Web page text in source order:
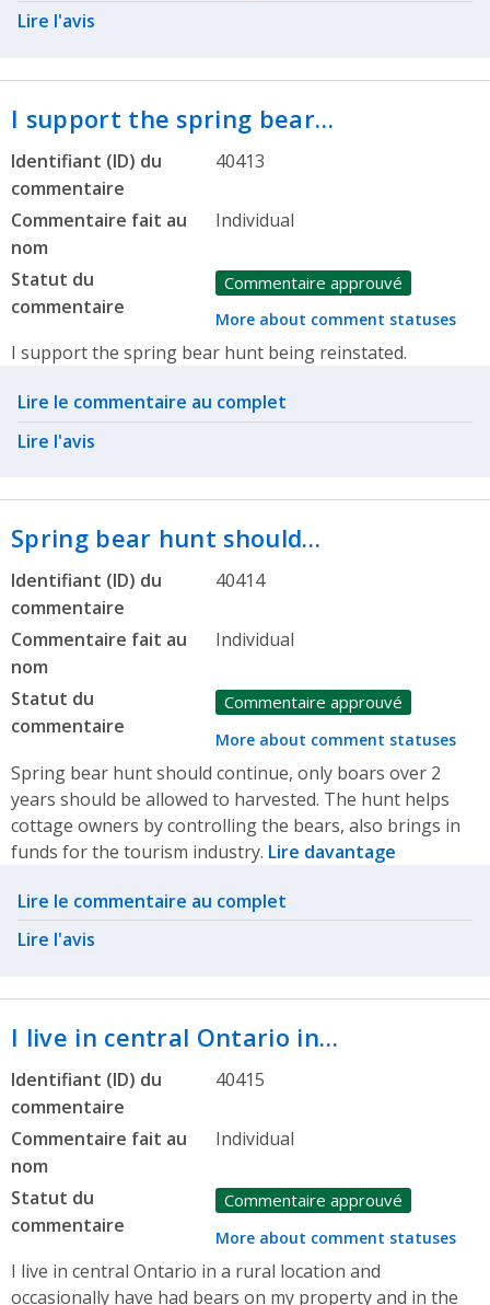
Lire l'avis
I support the spring bear…
Identifiant (ID) du
commentaire
40413
Commentaire fait au
nom
Individual
Statut du
commentaire
Commentaire approuvé
More about comment statuses
I support the spring bear hunt being reinstated.
Related actions
Lire le commentaire au complet
Lire l'avis
Spring bear hunt should…
Identifiant (ID) du
commentaire
40414
Commentaire fait au
nom
Individual
Statut du
commentaire
Commentaire approuvé
More about comment statuses
Spring bear hunt should continue, only boars over 2
years should be allowed to harvested. The hunt helps
cottage owners by controlling the bears, also brings in
funds for the tourism industry. Lire davantage
Related actions
Lire le commentaire au complet
Lire l'avis
I live in central Ontario in…
Identifiant (ID) du
commentaire
40415
Commentaire fait au
nom
Individual
Statut du
commentaire
Commentaire approuvé
More about comment statuses
I live in central Ontario in a rural location and
occasionally have had bears on my property and in the